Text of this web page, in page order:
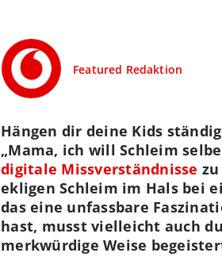
Featured Redaktion
Hängen dir deine Kids
„Mama, ich will Schleim
digitale Missverständnisse
ekligen Schleim im Hals bei
das eine unfassbare
hast, musst vielleicht auch
merkwürdige Weise